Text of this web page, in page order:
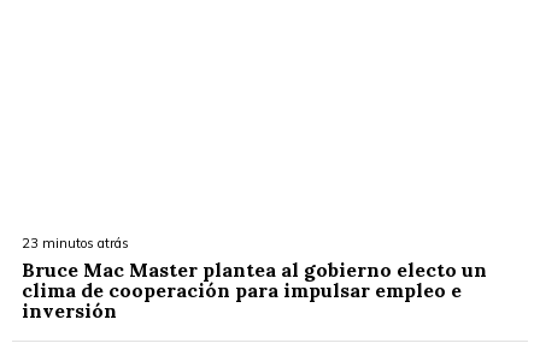
23 minutos atrás
Bruce Mac Master plantea al gobierno electo un
clima de cooperación para impulsar empleo e
inversión